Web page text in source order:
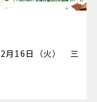
月16日（火） 三